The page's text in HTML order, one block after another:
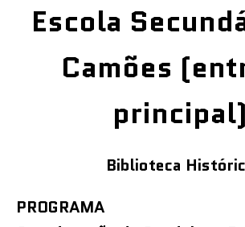
Escola
Camões
principal)
Biblioteca Históric
PROGRAMA